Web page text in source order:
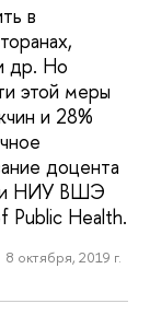
в
др. Но
этой меры
и 28%
доцента
НИУ ВШЭ
Public Health.
8 октября, 2019 г.